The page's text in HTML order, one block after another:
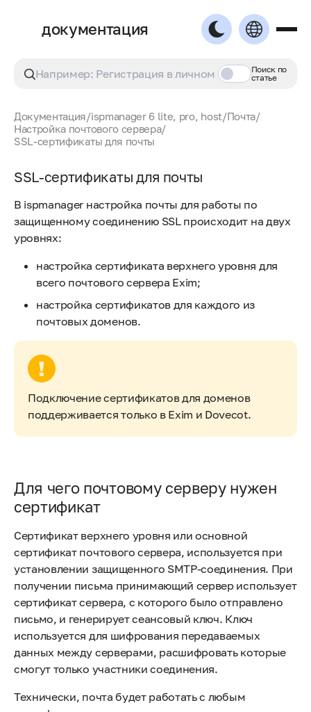
документация
Поиск по
статье
Документация/ispmanager 6 lite, pro, host/Почта/
Настройка почтового сервера/
SSL-сертификаты для почты
SSL-сертификаты для почты
В ispmanager настройка почты для работы по
защищенному соединению SSL происходит на двух
уровнях:
настройка сертификата верхнего уровня для
всего почтового сервера Exim;
настройка сертификатов для каждого из
почтовых доменов.
Подключение сертификатов для доменов
поддерживается только в Exim и Dovecot.
Для чего почтовому серверу нужен
сертификат
Сертификат верхнего уровня или основной
сертификат почтового сервера, используется при
установлении защищенного SMTP-соединения. При
получении письма принимающий сервер использует
сертификат сервера, с которого было отправлено
письмо, и генерирует сеансовый ключ. Ключ
используется для шифрования передаваемых
данных между серверами, расшифровать которые
смогут только участники соединения.
Технически, почта будет работать с любым